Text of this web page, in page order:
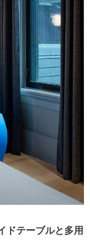
ドテーブルと多用